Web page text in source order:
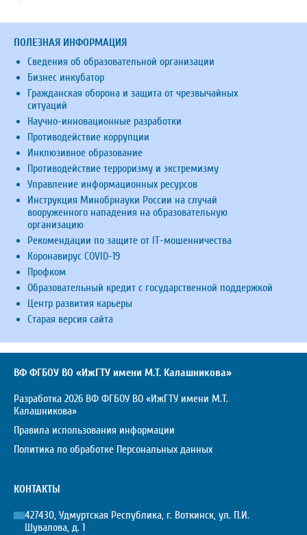
ПОЛЕЗНАЯ ИНФОРМАЦИЯ
Сведения об образовательной организации
Бизнес инкубатор
Гражданская оборона и защита от чрезвычайных
ситуаций
Научно-инновационные разработки
Противодействие коррупции
Инклюзивное образование
Противодействие терроризму и экстремизму
Управление информационных ресурсов
Инструкция Минобрнауки России на случай
вооруженного нападения на образовательную
организацию
Рекомендации по защите от IT-мошенничества
Коронавирус COVID-19
Профком
Образовательный кредит с государственной поддержкой
Центр развития карьеры
Старая версия сайта
ВФ ФГБОУ ВО «ИжГТУ имени М.Т. Калашникова»
Разработка 2026 ВФ ФГБОУ ВО «ИжГТУ имени М.Т.
Калашникова»
Правила использования информации
Политика по обработке Персональных данных
КОНТАКТЫ
427430, Удмуртская Республика, г. Воткинск, ул. П.И.
Шувалова, д. 1